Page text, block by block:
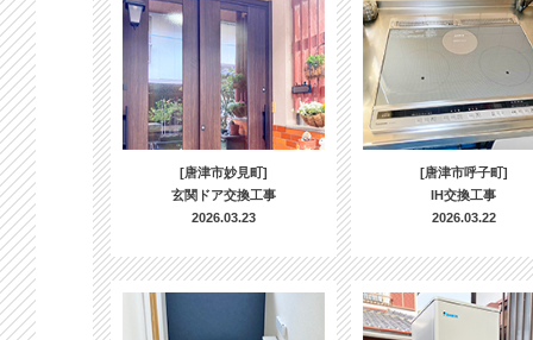
[唐津市妙見町]
玄関ドア交換工事
2026.03.23
[唐津市呼子町]
IH交換工事
2026.03.22